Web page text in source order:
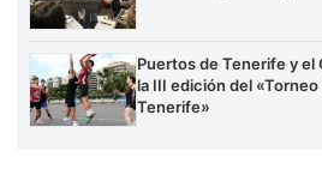
Puertos de Tenerife y el
la III edición del
Tenerife»